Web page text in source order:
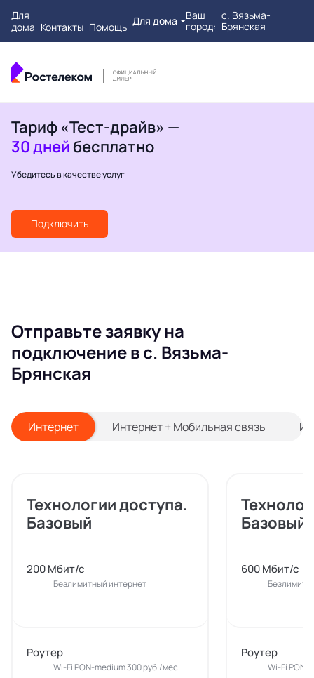
Для
дома Контакты Помощь Для дома
Ваш
город:
с. Вязьма-
Брянская
Тариф «Тест-драйв» —
30 дней бесплатно
Убедитесь в качестве услуг
Подключить
Отправьте заявку на
подключение в с. Вязьма-
Брянская
Интернет Интернет + Мобильная связь
Технологии доступа.
Базовый
200 Мбит/с
Безлимитный интернет
Роутер
Wi-Fi PON-medium 300 руб./мес.
Базовый
600 Мбит/с
Роутер
Wi-Fi PON-